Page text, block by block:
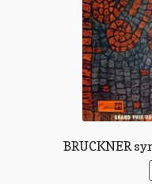
BRUCKNER